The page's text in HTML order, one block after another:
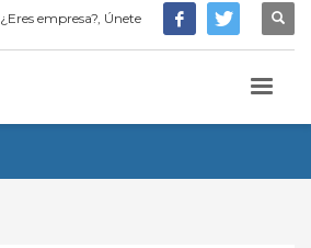
¿Eres empresa?, Únete